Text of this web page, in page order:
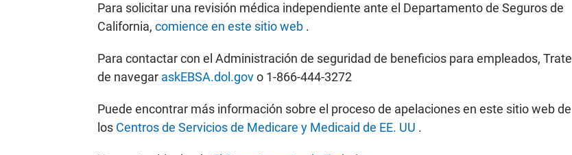
Para solicitar una revisión médica independiente ante el Departamento de Seguros de
California, comience en este sitio web .
Para contactar con el Administración de seguridad de beneficios para empleados, Trate
de navegar askEBSA.dol.govo 1-866-444-3272
Puede encontrar más información sobre el proceso de apelaciones en este sitio web de
los Centros de Servicios de Medicare y Medicaid de EE. UU .